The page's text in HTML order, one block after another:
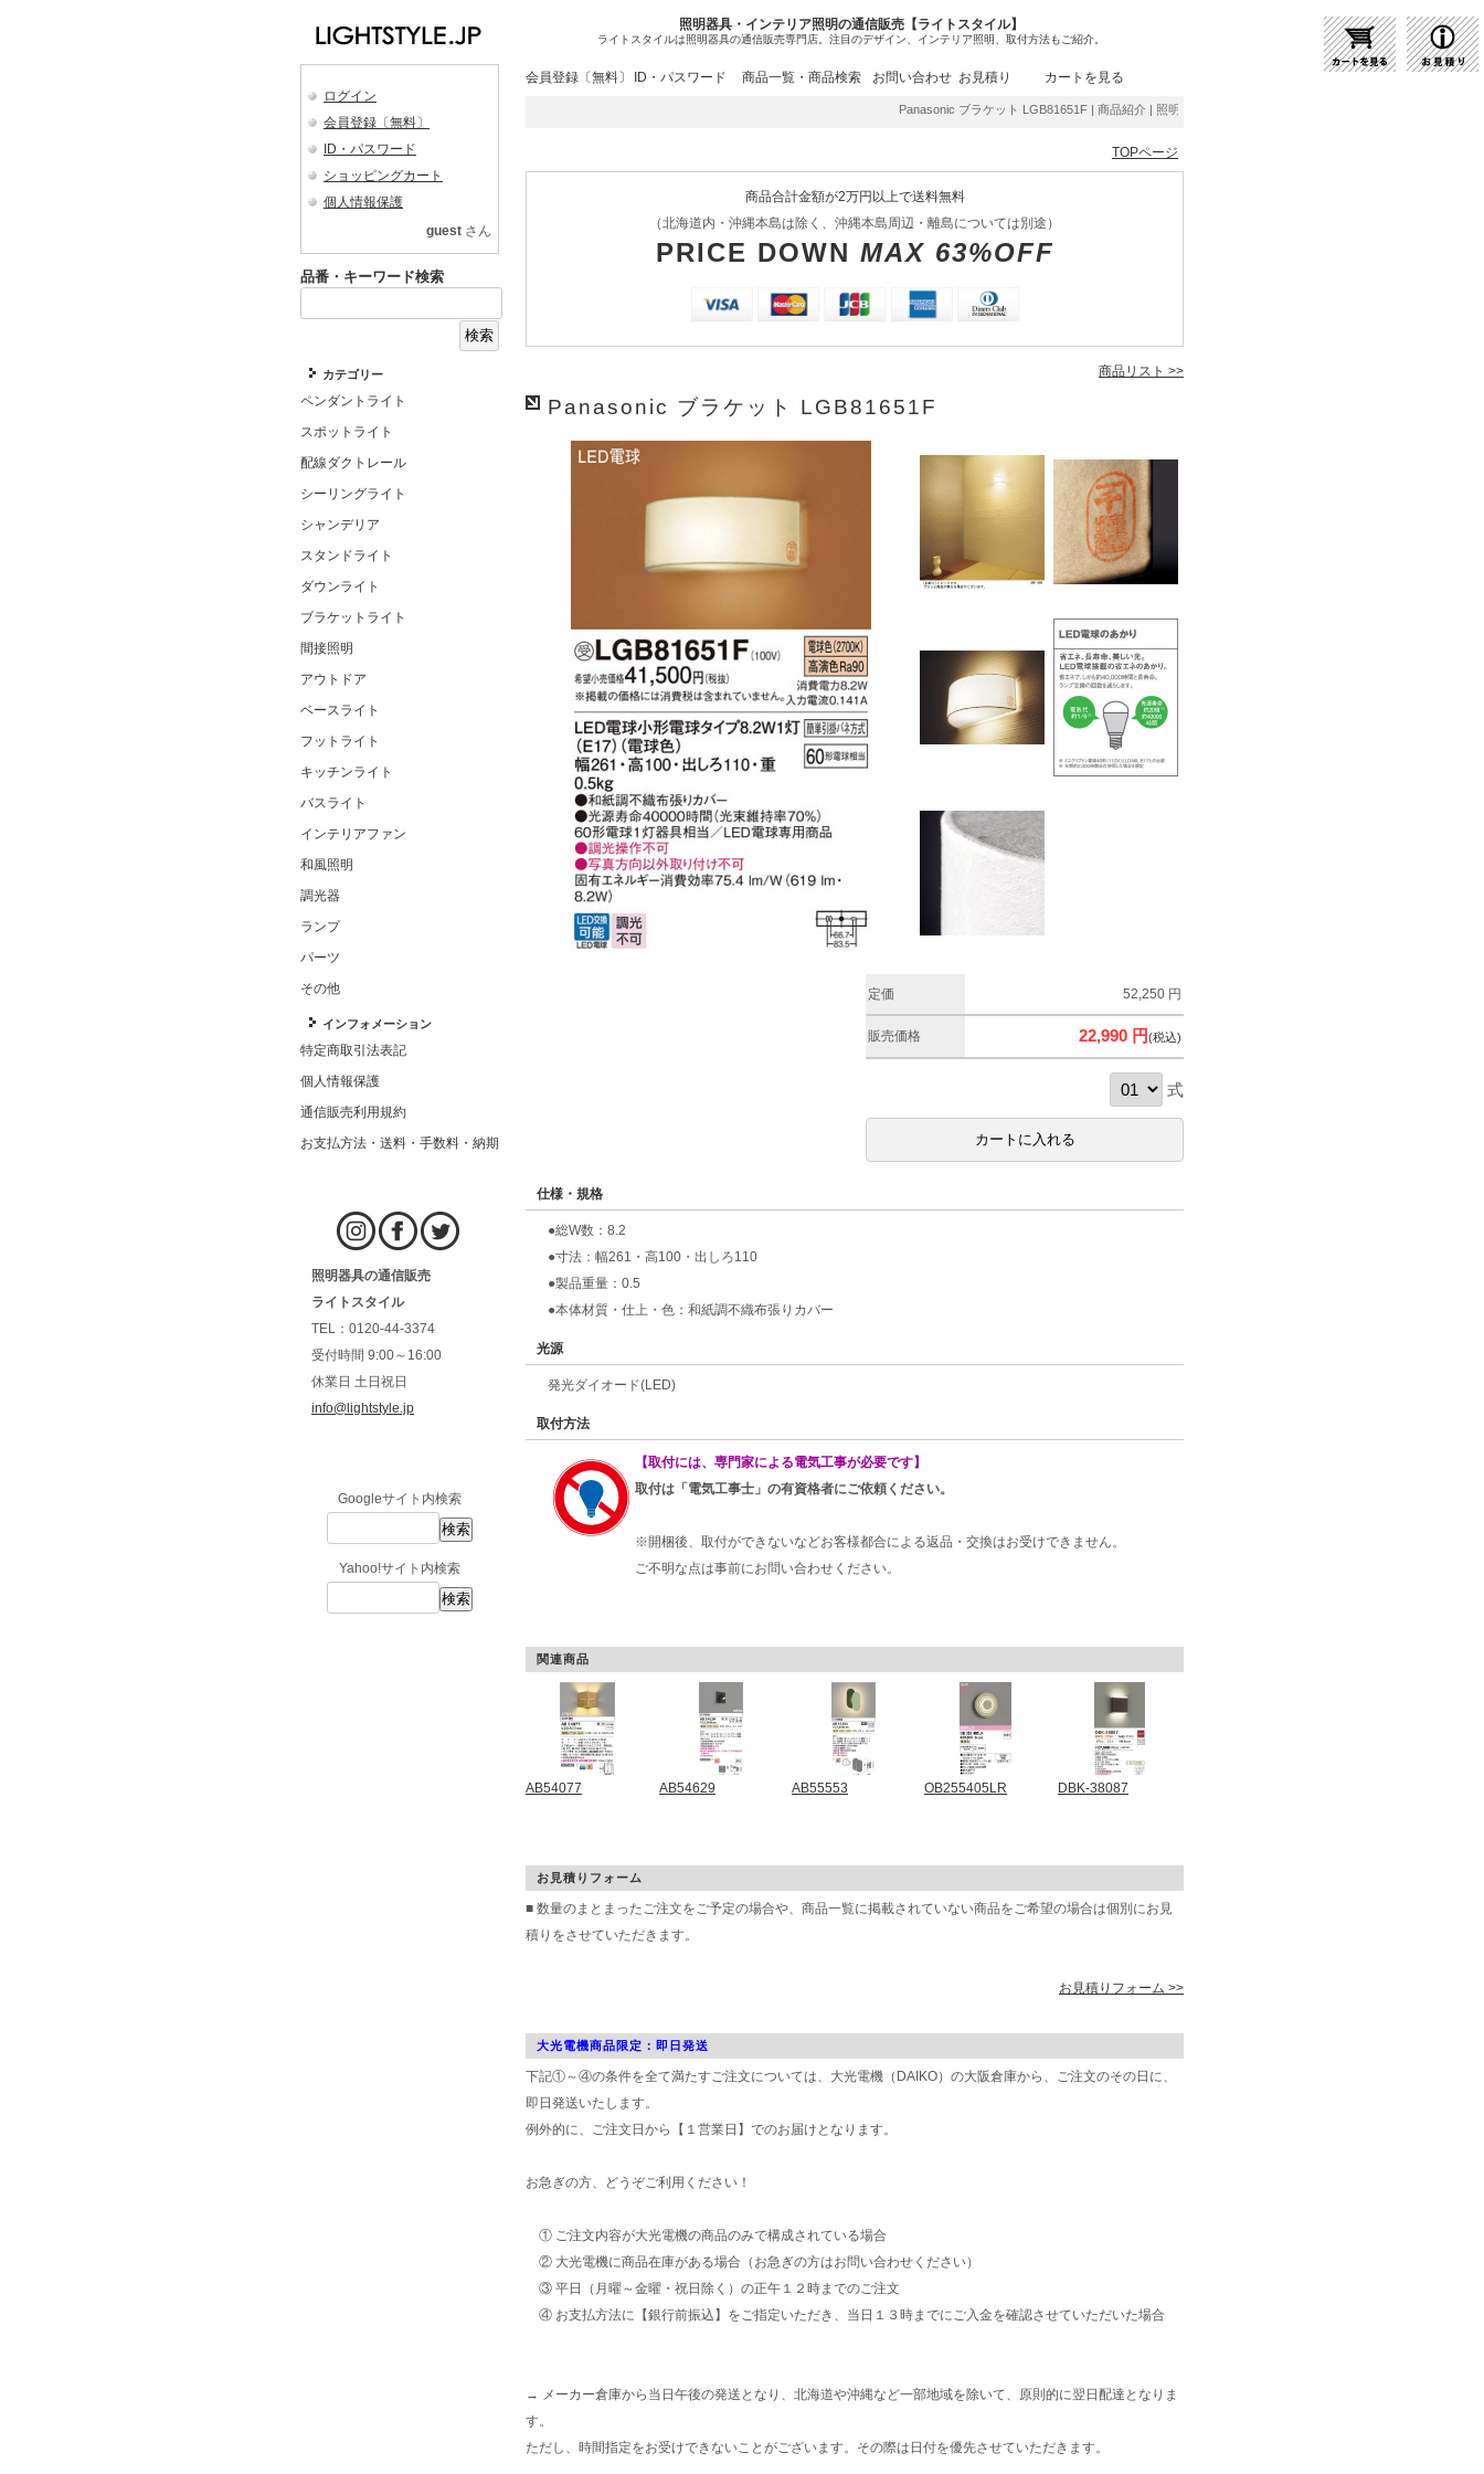
照明器具・インテリア照明の通信販売【ライトスタイル】
ライトスタイルは照明器具の通信販売専門店。注目のデザイン、インテリア照明、取付方法もご紹介。
ログイン
会員登録〔無料〕
ID・パスワード
ショッピングカート
個人情報保護
guest さん
品番・キーワード検索
カテゴリー
ペンダントライト
スポットライト
配線ダクトレール
シーリングライト
シャンデリア
スタンドライト
ダウンライト
ブラケットライト
間接照明
アウトドア
ベースライト
フットライト
キッチンライト
バスライト
インテリアファン
和風照明
調光器
ランプ
パーツ
その他
インフォメーション
特定商取引法表記
個人情報保護
通信販売利用規約
お支払方法・送料・手数料・納期
照明器具の通信販売
ライトスタイル
TEL：0120-44-3374
受付時間 9:00～16:00
休業日 土日祝日
info@lightstyle.jp
Googleサイト内検索
Yahoo!サイト内検索
会員登録〔無料〕 ID・パスワード 商品一覧・商品検索 お問い合わせ お見積り カートを見る
Panasonic ブラケット LGB81651F | 商品紹介 | 照明器具の通販・インテリア照明の通信販売【ライトスタイル
TOPページ
商品合計金額が2万円以上で送料無料
（北海道内・沖縄本島は除く、沖縄本島周辺・離島については別途）
PRICE DOWN MAX 63%OFF
商品リスト >>
Panasonic ブラケット LGB81651F
定価 52,250 円
販売価格 22,990 円(税込)
式
仕様・規格
●総W数：8.2
●寸法：幅261・高100・出しろ110
●製品重量：0.5
●本体材質・仕上・色：和紙調不織布張りカバー
光源
発光ダイオード(LED)
取付方法
【取付には、専門家による電気工事が必要です】
取付は「電気工事士」の有資格者にご依頼ください。
※開梱後、取付ができないなどお客様都合による返品・交換はお受けできません。
ご不明な点は事前にお問い合わせください。
関連商品
AB54077 AB54629 AB55553 OB255405LR DBK-38087
お見積りフォーム
■ 数量のまとまったご注文をご予定の場合や、商品一覧に掲載されていない商品をご希望の場合は個別にお見
積りをさせていただきます。
お見積りフォーム >>
大光電機商品限定：即日発送
下記①～④の条件を全て満たすご注文については、大光電機（DAIKO）の大阪倉庫から、ご注文のその日に、
即日発送いたします。
例外的に、ご注文日から【１営業日】でのお届けとなります。
お急ぎの方、どうぞご利用ください！
① ご注文内容が大光電機の商品のみで構成されている場合
② 大光電機に商品在庫がある場合（お急ぎの方はお問い合わせください）
③ 平日（月曜～金曜・祝日除く）の正午１２時までのご注文
④ お支払方法に【銀行前振込】をご指定いただき、当日１３時までにご入金を確認させていただいた場合
→ メーカー倉庫から当日午後の発送となり、北海道や沖縄など一部地域を除いて、原則的に翌日配達となりま
す。
ただし、時間指定をお受けできないことがございます。その際は日付を優先させていただきます。